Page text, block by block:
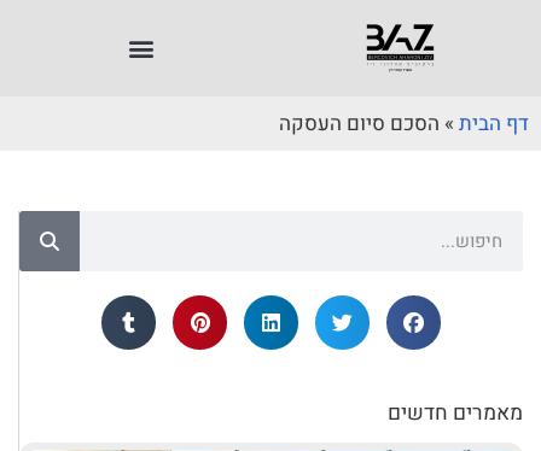
דף הבית » הסכם סיום העסקה
מאמרים חדשים